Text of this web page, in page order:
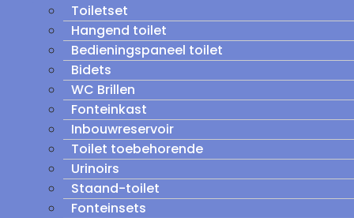
Toiletset
Hangend toilet
Bedieningspaneel toilet
Bidets
WC Brillen
Fonteinkast
Inbouwreservoir
Toilet toebehorende
Urinoirs
Staand-toilet
Fonteinsets